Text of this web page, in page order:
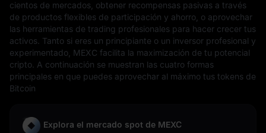
cientos de mercados, obtener recompensas pasivas a través
de productos flexibles de participación y ahorro, o aprovechar
las herramientas de trading profesionales para hacer crecer tus
activos. Tanto si eres un principiante o un inversor profesional y
experimentado, MEXC facilita la maximización de tu potencial
cripto. A continuación se muestran las cuatro formas
principales en que puedes aprovechar al máximo tus tokens de
Bitcoin
Explora el mercado spot de MEXC